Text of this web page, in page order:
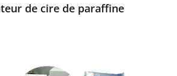
de cire de paraffine